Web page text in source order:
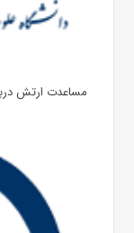
مساعدت ارتش